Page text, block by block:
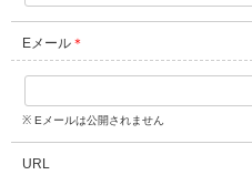
Eメール ＊
※ Eメールは公開されません
URL